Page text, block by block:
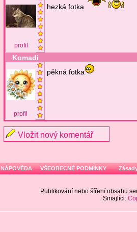
profil
hezká fotka
Komadi
profil
pěkná fotka
Vložit nový komentář
NÁPOVĚDA VŠEOBECNÉ PODMÍNKY
Publikování nebo šíření obsahu
Smajlíci: